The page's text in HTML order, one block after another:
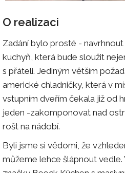
O realizaci
Zadání bylo prosté -
kuchyň, která bude sloužit
s přáteli. Jediným větším
americké chladničky, která v
vstupním dveřím čekala již od
jeden -zakomponovat nad
rošt na nádobí.
Byli jsme si vědomi, že
můžeme lehce šlápnout vedle.